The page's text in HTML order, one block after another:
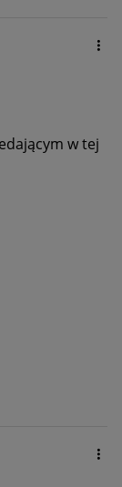
w tej